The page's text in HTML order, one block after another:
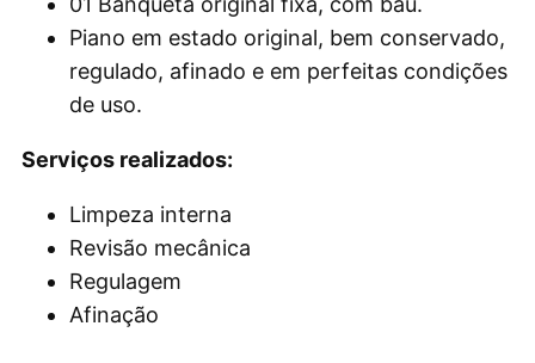
Piano em estado original, bem conservado,
regulado, afinado e em perfeitas condições
de uso.
Serviços realizados:
Limpeza interna
Revisão mecânica
Regulagem
Afinação